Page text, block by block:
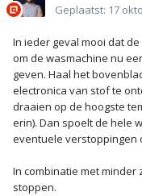
Geplaatst: 17
In ieder geval mooi dat
om de wasmachine nu
geven. Haal het
electronica van stof te
draaien op de hoogste
erin). Dan spoelt de hele
eventuele verstoppingen
In combinatie met
stoppen.